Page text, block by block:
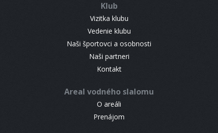
Klub
Vizitka klubu
Vedenie klubu
Naši športovci a osobnosti
Naši partneri
Kontakt
Areal vodného slalomu
O areáli
Prenájom
CONTACT